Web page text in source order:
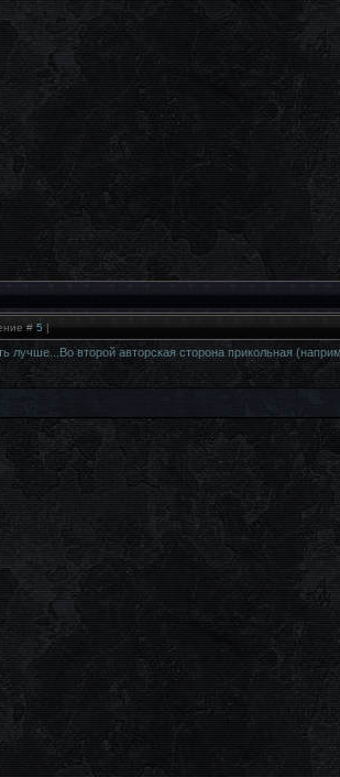
# 5 |
лучше...Во второй авторская сторона прикольная